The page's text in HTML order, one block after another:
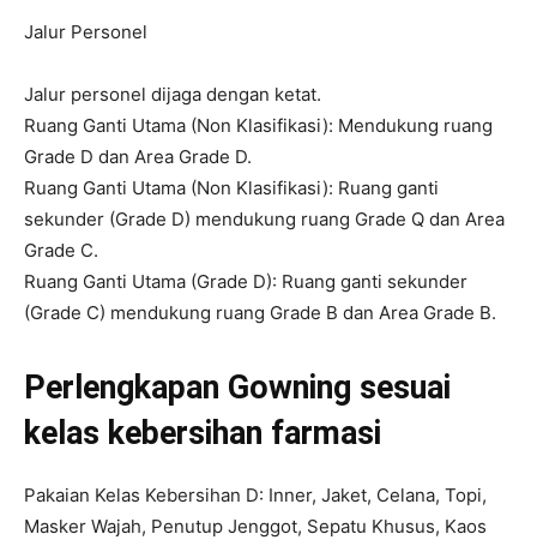
Jalur Personel
Jalur personel dijaga dengan ketat.
Ruang Ganti Utama (Non Klasifikasi): Mendukung ruang
Grade D dan Area Grade D.
Ruang Ganti Utama (Non Klasifikasi): Ruang ganti
sekunder (Grade D) mendukung ruang Grade Q dan Area
Grade C.
Ruang Ganti Utama (Grade D): Ruang ganti sekunder
(Grade C) mendukung ruang Grade B dan Area Grade B.
Perlengkapan Gowning sesuai
kelas kebersihan farmasi
Pakaian Kelas Kebersihan D: Inner, Jaket, Celana, Topi,
Masker Wajah, Penutup Jenggot, Sepatu Khusus, Kaos